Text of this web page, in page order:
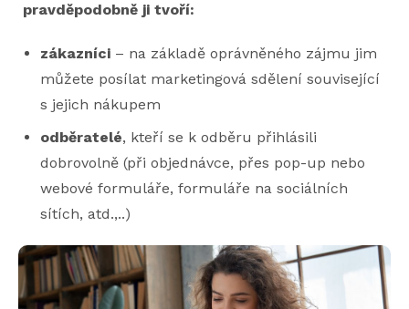
pravděpodobně ji tvoří:
zákazníci – na základě oprávněného zájmu jim
můžete posílat marketingová sdělení související
s jejich nákupem
odběratelé, kteří se k odběru přihlásili
dobrovolně (při objednávce, přes pop-up nebo
webové formuláře, formuláře na sociálních
sítích, atd.,..)